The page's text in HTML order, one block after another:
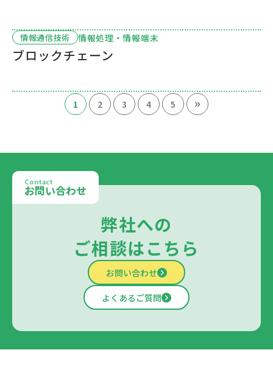
情報通信技術 情報処理・情報端末
ブロックチェーン
1 2 3 4 5 »
Contact
お問い合わせ
弊社への
ご相談はこちら
お問い合わせ
よくあるご質問